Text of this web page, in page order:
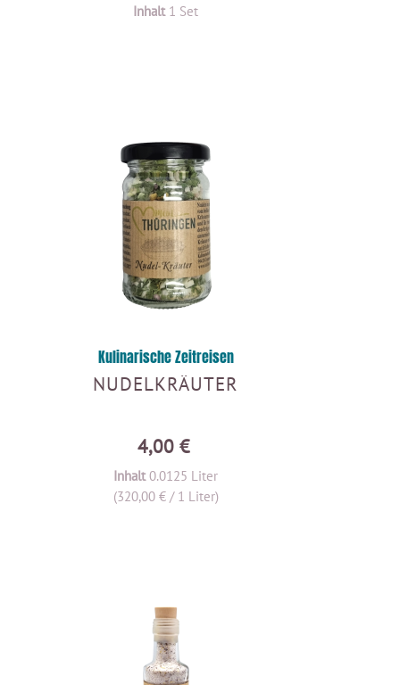
Inhalt 1 Set
Kulinarische Zeitreisen
NUDELKRÄUTER
4,00 €
Inhalt0.0125 Liter
(320,00 € / 1 Liter)